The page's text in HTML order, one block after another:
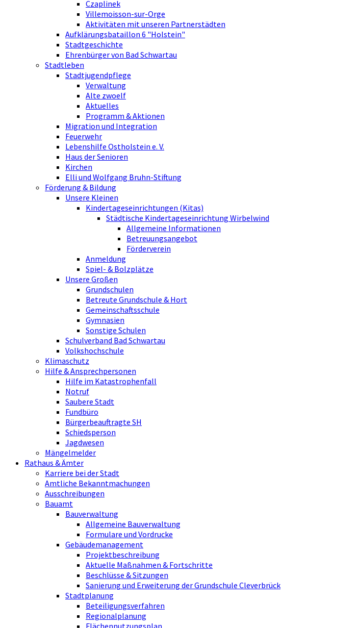
Czaplinek
Villemoisson-sur-Orge
Aktivitäten mit unseren Partnerstädten
Aufklärungsbataillon 6 "Holstein"
Stadtgeschichte
Ehrenbürger von Bad Schwartau
Stadtleben
Stadtjugendpflege
Verwaltung
Alte zwoelf
Aktuelles
Programm & Aktionen
Migration und Integration
Feuerwehr
Lebenshilfe Ostholstein e. V.
Haus der Senioren
Kirchen
Elli und Wolfgang Bruhn-Stiftung
Förderung & Bildung
Unsere Kleinen
Kindertageseinrichtungen (Kitas)
Städtische Kindertageseinrichtung Wirbelwind
Allgemeine Informationen
Betreuungsangebot
Förderverein
Anmeldung
Spiel- & Bolzplätze
Unsere Großen
Grundschulen
Betreute Grundschule & Hort
Gemeinschaftsschule
Gymnasien
Sonstige Schulen
Schulverband Bad Schwartau
Volkshochschule
Klimaschutz
Hilfe & Ansprechpersonen
Hilfe im Katastrophenfall
Notruf
Saubere Stadt
Fundbüro
Bürgerbeauftragte SH
Schiedsperson
Jagdwesen
Mängelmelder
Rathaus & Ämter
Karriere bei der Stadt
Amtliche Bekanntmachungen
Ausschreibungen
Bauamt
Bauverwaltung
Allgemeine Bauverwaltung
Formulare und Vordrucke
Gebäudemanagement
Projektbeschreibung
Aktuelle Maßnahmen & Fortschritte
Beschlüsse & Sitzungen
Sanierung und Erweiterung der Grundschule Cleverbrück
Stadtplanung
Beteiligungsverfahren
Regionalplanung
Flächennutzungsplan